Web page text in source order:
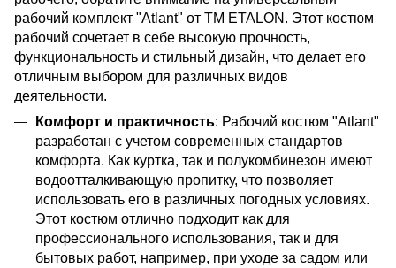
рабочий комплект "Atlant" от TM ETALON. Этот костюм
рабочий сочетает в себе высокую прочность,
функциональность и стильный дизайн, что делает его
отличным выбором для различных видов
деятельности.
Комфорт и практичность: Рабочий костюм "Atlant"
разработан с учетом современных стандартов
комфорта. Как куртка, так и полукомбинезон имеют
водоотталкивающую пропитку, что позволяет
использовать его в различных погодных условиях.
Этот костюм отлично подходит как для
профессионального использования, так и для
бытовых работ, например, при уходе за садом или